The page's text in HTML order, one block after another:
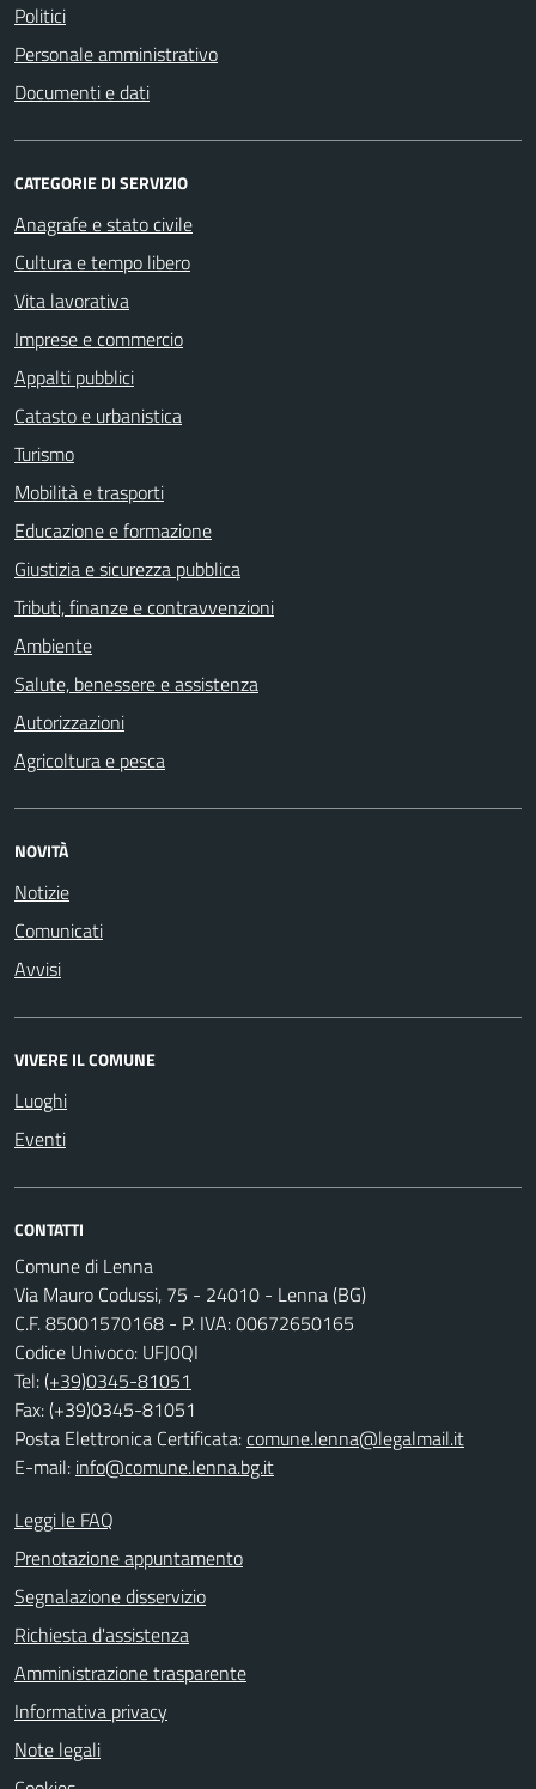
Politici
Personale amministrativo
Documenti e dati
CATEGORIE DI SERVIZIO
Anagrafe e stato civile
Cultura e tempo libero
Vita lavorativa
Imprese e commercio
Appalti pubblici
Catasto e urbanistica
Turismo
Mobilità e trasporti
Educazione e formazione
Giustizia e sicurezza pubblica
Tributi, finanze e contravvenzioni
Ambiente
Salute, benessere e assistenza
Autorizzazioni
Agricoltura e pesca
NOVITÀ
Notizie
Comunicati
Avvisi
VIVERE IL COMUNE
Luoghi
Eventi
CONTATTI
Comune di Lenna
Via Mauro Codussi, 75 - 24010 - Lenna (BG)
C.F. 85001570168 - P. IVA: 00672650165
Codice Univoco: UFJ0QI
Tel:(+39)0345-81051
Fax: (+39)0345-81051
Posta Elettronica Certificata:comune.lenna@legalmail.it
E-mail: info@comune.lenna.bg.it
Leggi le FAQ
Prenotazione appuntamento
Segnalazione disservizio
Richiesta d'assistenza
Amministrazione trasparente
Informativa privacy
Note legali